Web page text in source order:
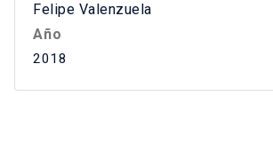
Felipe Valenzuela
Año
2018